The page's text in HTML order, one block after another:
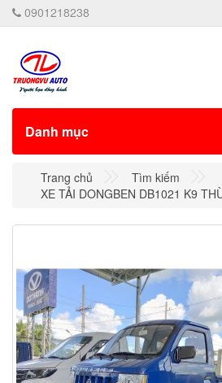
0901218238
Danh mục
Trang chủ
Tìm kiếm
XE TẢI DONGBEN DB1021 K9